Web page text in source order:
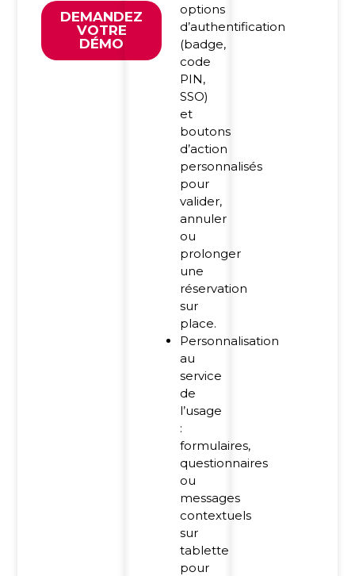
DEMANDEZ
VOTRE
DÉMO
options
d’authentification
(badge,
code
PIN,
SSO)
et
boutons
d’action
personnalisés
pour
valider,
annuler
ou
prolonger
une
réservation
sur
place.
Personnalisation
au
service
de
l’usage
:
formulaires,
questionnaires
ou
messages
contextuels
sur
tablette
pour